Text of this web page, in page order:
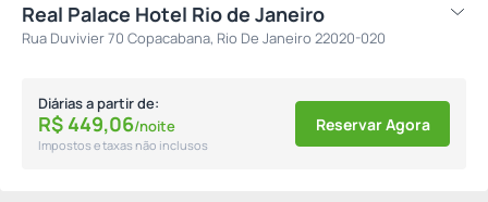
Real Palace Hotel Rio de Janeiro
Rua Duvivier 70 Copacabana, Rio De Janeiro 22020-020
Diárias a partir de:
R$ 449,06/noite
Impostos e taxas não inclusos
Reservar Agora